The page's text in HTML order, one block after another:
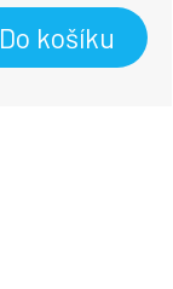
Do košíku